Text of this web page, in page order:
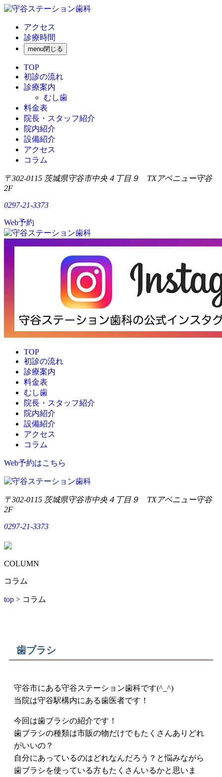
アクセス
診療時間
menu閉じる
TOP
初診の流れ
診療案内
むし歯
料金表
院長・スタッフ紹介
院内紹介
設備紹介
アクセス
コラム
〒302-0115 茨城県守谷市中央４丁目９ TXアベニュー守谷
2F
0297-21-3373
Web予約
TOP
初診の流れ
診療案内
料金表
むし歯
院長・スタッフ紹介
院内紹介
設備紹介
アクセス
コラム
Web予約はこちら
〒302-0115 茨城県守谷市中央４丁目９ TXアベニュー守谷
2F
0297-21-3373
COLUMN
コラム
top > コラム
歯ブラシ
守谷市にある守谷ステーション歯科です(^_^)
当院は守谷駅構内にある歯医者です！
今回は歯ブラシの紹介です！
歯ブラシの種類は市販の物だけでもたくさんありどれ
がいいの？
自分にあっているのはどれなんだろう？と悩みながら
歯ブラシを使っている方もたくさんいるかと思いま